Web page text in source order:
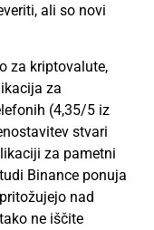
ali so novi
za kriptovalute,
za
(4,35/5 iz
stvari
za pametni
Binance ponuja
nad
ne iščite